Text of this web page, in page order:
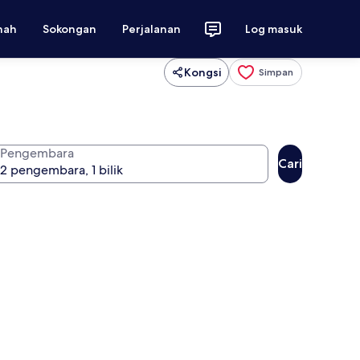
Sokongan Perjalanan Log masuk
Kongsi Simpan
Pengembara
Cari